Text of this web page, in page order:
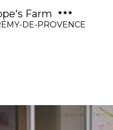
Farm
DE-PROVENCE